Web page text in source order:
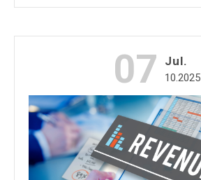
07 Jul.
10.2025